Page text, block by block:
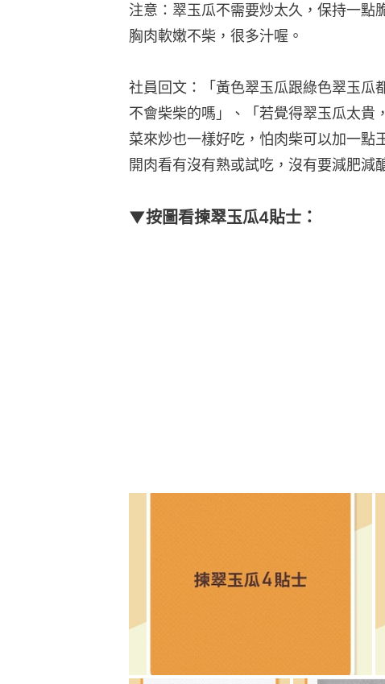
注意：翠玉瓜不需要炒太久，保持一點
胸肉軟嫩不柴，很多汁喔。
社員回文：「黃色翠玉瓜跟綠色翠玉瓜
不會柴柴的嗎」、「若覺得翠玉瓜太貴
菜來炒也一樣好吃，怕肉柴可以加一點
開肉看有沒有熟或試吃，沒有要減肥減
▼按圖看揀翠玉瓜4貼士：